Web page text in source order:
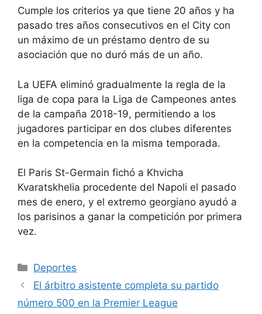
Cumple los criterios ya que tiene 20 años y ha
pasado tres años consecutivos en el City con
un máximo de un préstamo dentro de su
asociación que no duró más de un año.
La UEFA eliminó gradualmente la regla de la
liga de copa para la Liga de Campeones antes
de la campaña 2018-19, permitiendo a los
jugadores participar en dos clubes diferentes
en la competencia en la misma temporada.
El Paris St-Germain fichó a Khvicha
Kvaratskhelia procedente del Napoli el pasado
mes de enero, y el extremo georgiano ayudó a
los parisinos a ganar la competición por primera
vez.
Categorías
Deportes
El árbitro asistente completa su partido
número 500 en la Premier League